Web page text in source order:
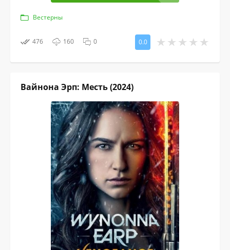
Вестерны
476 160 0 0.0
Вайнона Эрп: Месть (2024)